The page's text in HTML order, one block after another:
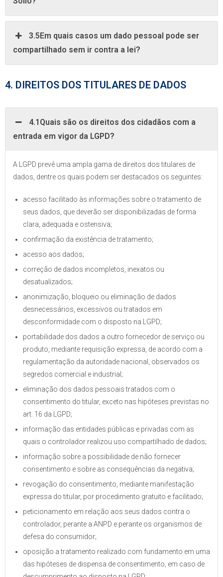
3.5Em quais casos um dado pessoal pode ser
compartilhado sem ir contra a lei?
4. DIREITOS DOS TITULARES DE DADOS
4.1Quais são os direitos dos cidadãos com a
entrada em vigor da LGPD?
A LGPD prevê uma ampla gama de direitos dos titulares de
dados, dentre os quais podem ser destacados os seguintes:
acesso facilitado às informações sobre o tratamento de
seus dados, que deverão ser disponibilizadas de forma
clara, adequada e ostensiva;
confirmação da existência de tratamento;
acesso aos dados;
correção de dados incompletos, inexatos ou
desatualizados;
anonimização, bloqueio ou eliminação de dados
desnecessários, excessivos ou tratados em
desconformidade com o disposto na LGPD;
portabilidade dos dados a outro fornecedor de serviço ou
produto, mediante requisição expressa, de acordo com a
regulamentação da autoridade nacional, observados os
segredos comercial e industrial;
eliminação dos dados pessoais tratados com o
consentimento do titular, exceto nas hipóteses previstas no
art. 16 da LGPD;
informação das entidades públicas e privadas com as
quais o controlador realizou uso compartilhado de dados;
informação sobre a possibilidade de não fornecer
consentimento e sobre as consequências da negativa;
revogação do consentimento, mediante manifestação
expressa do titular, por procedimento gratuito e facilitado;
peticionamento em relação aos seus dados contra o
controlador, perante a ANPD e perante os organismos de
defesa do consumidor;
oposição a tratamento realizado com fundamento em uma
das hipóteses de dispensa de consentimento, em caso de